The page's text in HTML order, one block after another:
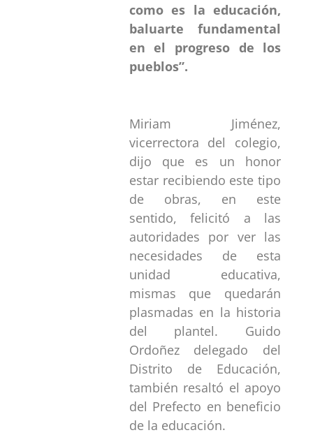
como es la educación,
baluarte fundamental
en el progreso de los
pueblos”.
Miriam Jiménez,
vicerrectora del colegio,
dijo que es un honor
estar recibiendo este tipo
de obras, en este
sentido, felicitó a las
autoridades por ver las
necesidades de esta
unidad educativa,
mismas que quedarán
plasmadas en la historia
del plantel. Guido
Ordoñez delegado del
Distrito de Educación,
también resaltó el apoyo
del Prefecto en beneficio
de la educación.